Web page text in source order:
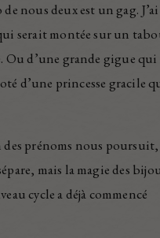
nous deux est un gag. J’ai
serait montée sur un
Ou d’une grande gigue qui
d’une princesse gracile
prénoms nous
mais la magie des
cycle a déjà commencé